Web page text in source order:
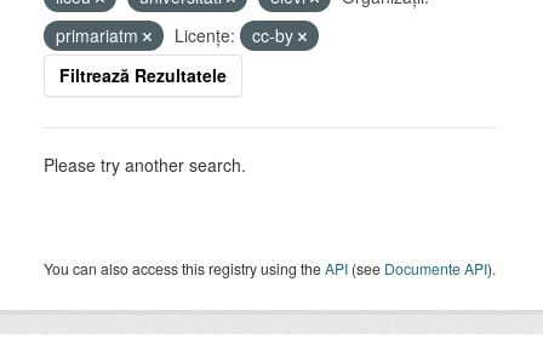
primariatm
Licenţe:
cc-by
Filtrează Rezultatele
Please try another search.
You can also access this registry using theAPI (see Documente API).